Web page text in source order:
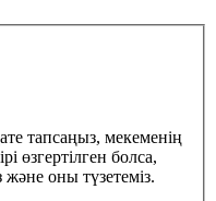
тапсаңыз, мекеменің
өзгертілген болса,
және оны түзетеміз.